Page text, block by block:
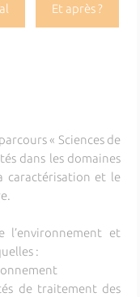
Et après ?
« Sciences de
dans les domaines
caractérisation et le
l’environnement et
:
de traitement des